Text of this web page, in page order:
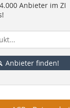
Anbieter im ZI
Anbieter finden!